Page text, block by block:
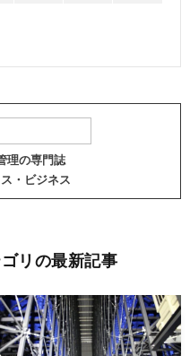
理の専門誌
・ビジネス
リの最新記事